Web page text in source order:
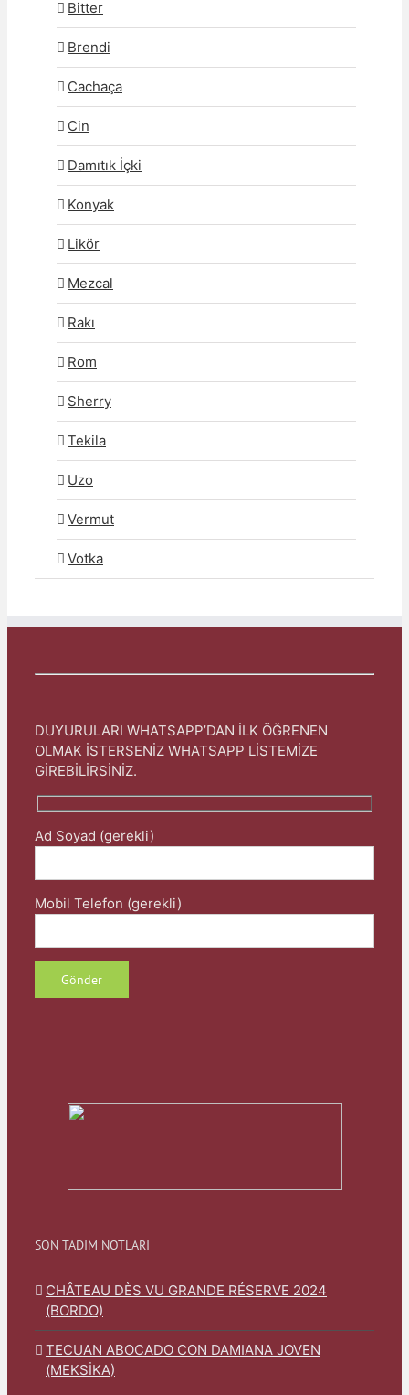
Bitter
Brendi
Cachaça
Cin
Damıtık İçki
Konyak
Likör
Mezcal
Rakı
Rom
Sherry
Tekila
Uzo
Vermut
Votka
DUYURULARI WHATSAPP’DAN İLK ÖĞRENEN
OLMAK İSTERSENİZ WHATSAPP LİSTEMİZE
GİREBİLİRSİNİZ.
Ad Soyad (gerekli)
Mobil Telefon (gerekli)
SON TADIM NOTLARI
CHÂTEAU DÈS VU GRANDE RÉSERVE 2024
(BORDO)
TECUAN ABOCADO CON DAMIANA JOVEN
(MEKSİKA)